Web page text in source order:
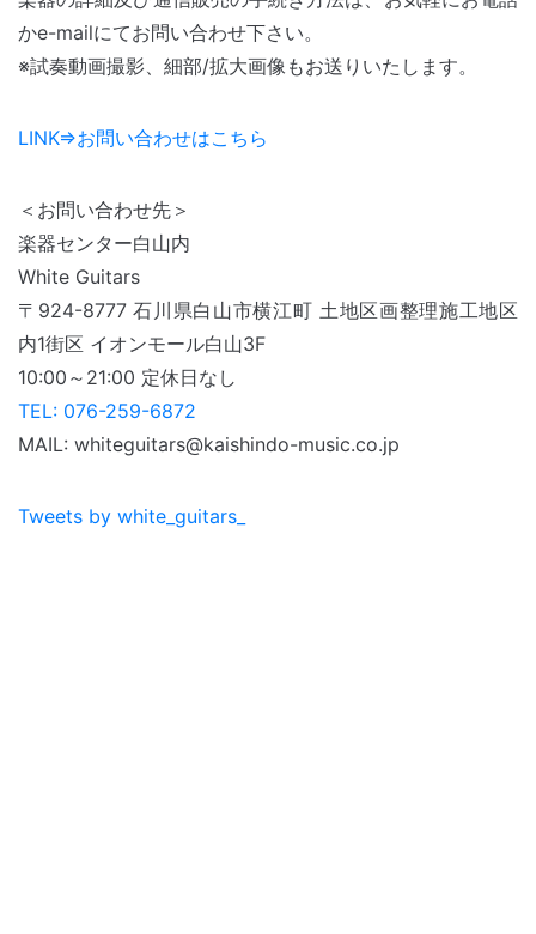
かe-mailにてお問い合わせ下さい。
※試奏動画撮影、細部/拡大画像もお送りいたします。
LINK⇒お問い合わせはこちら
＜お問い合わせ先＞
楽器センター白山内
White Guitars
〒924-8777 石川県白山市横江町 土地区画整理施工地区
内1街区 イオンモール白山3F
10:00～21:00 定休日なし
TEL: 076-259-6872
MAIL: whiteguitars@kaishindo-music.co.jp
Tweets by white_guitars_